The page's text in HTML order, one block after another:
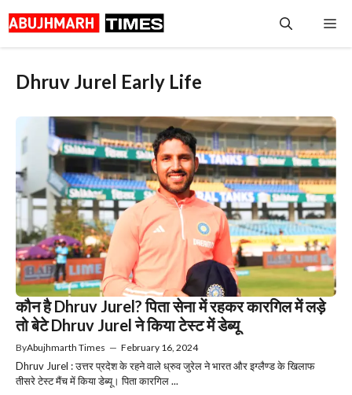
to
Dhruv Jurel Early Life
कौन है Dhruv Jurel? पिता सेना में रहकर कारगिल में लड़े
तो बेटे Dhruv Jurel ने किया टेस्ट में डेब्यू
ByAbujhmarth Times — February 16, 2024
Dhruv Jurel : उत्तर प्रदेश के रहने वाले ध्रुव जुरेल ने भारत और इग्लैण्ड के खिलाफ
तीसरे टेस्ट मैंच में किया डेब्यू। पिता कारगिल ...